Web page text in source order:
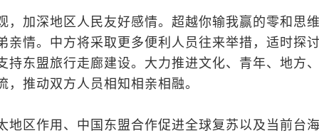
，加深地区人民友好感情。超越你输我赢的零和思维
亲情。中方将采取更多便利人员往来举措，适时探
持东盟旅行走廊建设。大力推进文化、青年、地方
，推动双方人员相知相亲相融。
地区作用、中国东盟合作促进全球复苏以及当前台